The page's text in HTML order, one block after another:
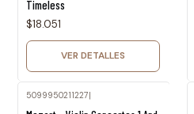
Timeless
$18.051
VER DETALLES
5099950211227